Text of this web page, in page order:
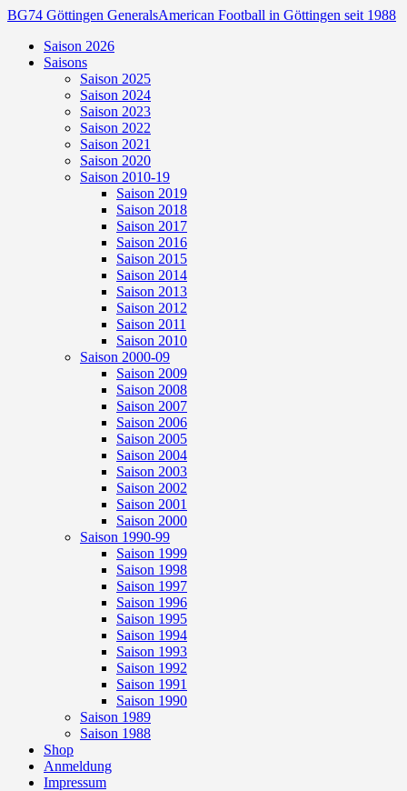
BG74 Göttingen GeneralsAmerican Football in Göttingen seit 1988
Saison 2026
Saisons
Saison 2025
Saison 2024
Saison 2023
Saison 2022
Saison 2021
Saison 2020
Saison 2010-19
Saison 2019
Saison 2018
Saison 2017
Saison 2016
Saison 2015
Saison 2014
Saison 2013
Saison 2012
Saison 2011
Saison 2010
Saison 2000-09
Saison 2009
Saison 2008
Saison 2007
Saison 2006
Saison 2005
Saison 2004
Saison 2003
Saison 2002
Saison 2001
Saison 2000
Saison 1990-99
Saison 1999
Saison 1998
Saison 1997
Saison 1996
Saison 1995
Saison 1994
Saison 1993
Saison 1992
Saison 1991
Saison 1990
Saison 1989
Saison 1988
Shop
Anmeldung
Impressum